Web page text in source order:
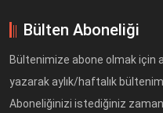
Bülten Aboneliği
Bültenimize abone olmak için
yazarak aylık/haftalık
Aboneliğinizi istediğiniz